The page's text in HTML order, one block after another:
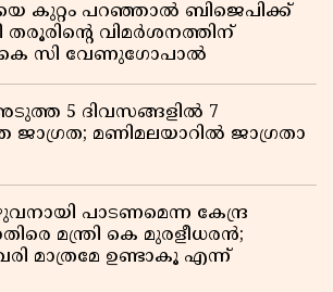
കുറ്റം പറഞ്ഞാൽ ബിജെപിക്ക്
വിമർശനത്തിന്
കെ സി വേണുഗോപാൽ
5 ദിവസങ്ങളിൽ 7
ജാഗ്രത; മണിമലയാറിൽ ജാഗ്രതാ
പാടണമെന്ന കേന്ദ്ര
മന്ത്രി കെ മുരളീധരൻ;
മാത്രമേ ഉണ്ടാകൂ എന്ന്